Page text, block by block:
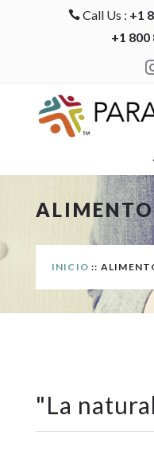
 Call Us : +1
+1 800
INICIO ::
"La